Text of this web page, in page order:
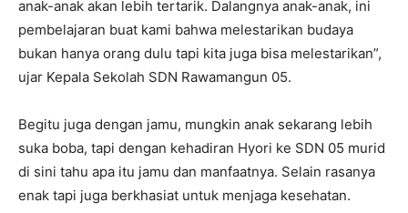
anak-anak akan lebih tertarik. Dalangnya anak-anak, ini
pembelajaran buat kami bahwa melestarikan budaya
bukan hanya orang dulu tapi kita juga bisa melestarikan”,
ujar Kepala Sekolah SDN Rawamangun 05.
Begitu juga dengan jamu, mungkin anak sekarang lebih
suka boba, tapi dengan kehadiran Hyori ke SDN 05 murid
di sini tahu apa itu jamu dan manfaatnya. Selain rasanya
enak tapi juga berkhasiat untuk menjaga kesehatan.